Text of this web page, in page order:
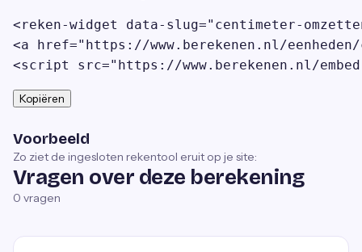
<reken-widget data-slug="centimeter-
<a href="https://www.berekenen.nl/
<script src="https://www.berekenen.nl/
Kopiëren
Voorbeeld
Zo ziet de ingesloten rekentool eruit op je site:
Vragen over deze berekening
0 vragen